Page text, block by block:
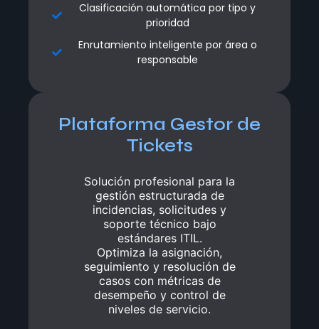
Clasificación automática por tipo y
prioridad
Enrutamiento inteligente por área o
responsable
Plataforma Gestor de
Tickets
Solución profesional para la
gestión estructurada de
incidencias, solicitudes y
soporte técnico bajo
estándares ITIL.
Optimiza la asignación,
seguimiento y resolución de
casos con métricas de
desempeño y control de
niveles de servicio.
Clasificación automática por tipo y
prioridad
Enrutamiento inteligente por área o
responsable
Plataforma Gestor de
Tickets
Solución profesional para la
gestión estructurada de
incidencias, solicitudes y
soporte técnico bajo
estándares ITIL.
Optimiza la asignación,
seguimiento y resolución de
casos con métricas de
desempeño y control de
niveles de servicio.